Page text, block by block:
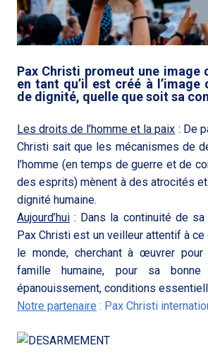
Pax Christi promeut une image
en tant qu’il est créé à l’image
de dignité, quelle que soit sa
Les droits de l’homme et la paix : De
Christi sait que les mécanismes de
l’homme (en temps de guerre et de
des esprits) mènent à des atrocités
dignité humaine.
Aujourd’hui : Dans la continuité de
Pax Christi est un veilleur attentif à
le monde, cherchant à œuvrer
famille humaine, pour sa
épanouissement, conditions
Notre partenaire : Pax Christi